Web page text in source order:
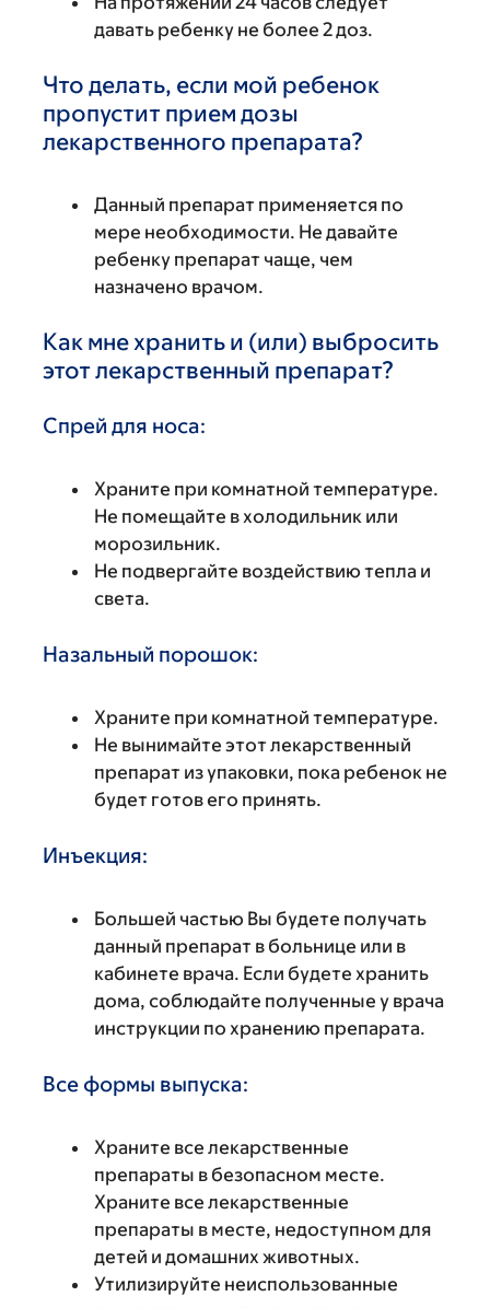
давать ребенку не более 2 доз.
Что делать, если мой ребенок
пропустит прием дозы
лекарственного препарата?
Данный препарат применяется по
мере необходимости. Не давайте
ребенку препарат чаще, чем
назначено врачом.
Как мне хранить и (или) выбросить
этот лекарственный препарат?
Спрей для носа:
Храните при комнатной температуре.
Не помещайте в холодильник или
морозильник.
Не подвергайте воздействию тепла и
света.
Назальный порошок:
Храните при комнатной температуре.
Не вынимайте этот лекарственный
препарат из упаковки, пока ребенок не
будет готов его принять.
Инъекция:
Большей частью Вы будете получать
данный препарат в больнице или в
кабинете врача. Если будете хранить
дома, соблюдайте полученные у врача
инструкции по хранению препарата.
Все формы выпуска:
Храните все лекарственные
препараты в безопасном месте.
Храните все лекарственные
препараты в месте, недоступном для
детей и домашних животных.
Утилизируйте неиспользованные